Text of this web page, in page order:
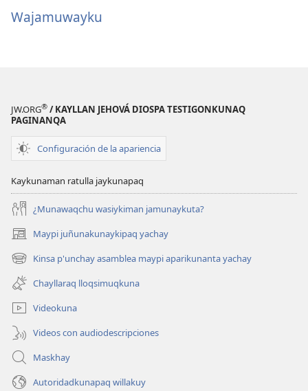
Wajamuwayku
JW.ORG® / KAYLLAN JEHOVÁ DIOSPA TESTIGONKUNAQ
PAGINANQA
Configuración de la apariencia
Kaykunaman ratulla jaykunapaq
¿Munawaqchu wasiykiman jamunaykuta?
Maypi juñunakunaykipaq yachay
(abre
una
nueva
ventana)
Kinsa p'unchay asamblea maypi aparikunanta yachay
(abre
una
nueva
ventana)
Chayllaraq lloqsimuqkuna
Videokuna
Videos con audiodescripciones
Maskhay
Autoridadkunapaq willakuy